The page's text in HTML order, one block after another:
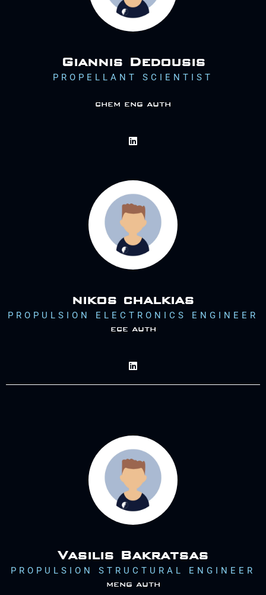
Giannis Dedousis
PROPELLANT SCIENTIST
chem eng auth
nikos chalkias
PROPULSION ELECTRONICS ENGINEER
ece auth
Vasilis Bakratsas
PROPULSION STRUCTURAL ENGINEER
meng auth